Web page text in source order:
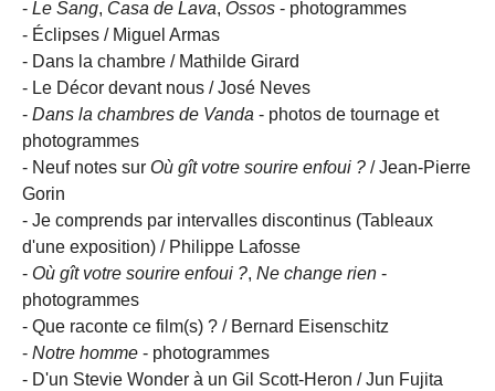
- Le Sang, Casa de Lava, Ossos - photogrammes
- Éclipses / Miguel Armas
- Dans la chambre / Mathilde Girard
- Le Décor devant nous / José Neves
- Dans la chambres de Vanda - photos de tournage et
photogrammes
- Neuf notes sur Où gît votre sourire enfoui ? / Jean-Pierre
Gorin
- Je comprends par intervalles discontinus (Tableaux
d'une exposition) / Philippe Lafosse
- Où gît votre sourire enfoui ?, Ne change rien -
photogrammes
- Que raconte ce film(s) ? / Bernard Eisenschitz
- Notre homme - photogrammes
- D'un Stevie Wonder à un Gil Scott-Heron / Jun Fujita